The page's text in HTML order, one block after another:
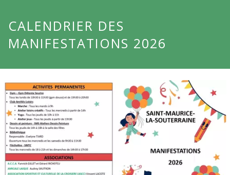
CALENDRIER DES
MANIFESTATIONS 2026